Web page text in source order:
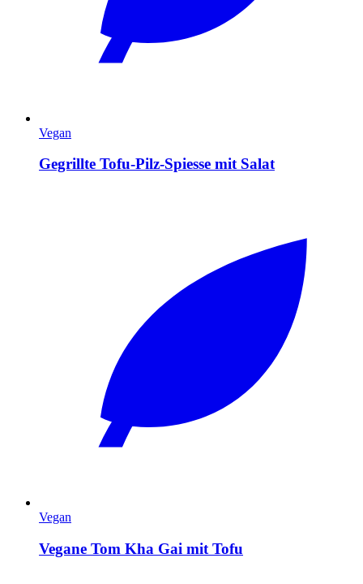
Vegan
Gegrillte Tofu-Pilz-Spiesse mit Salat
Vegan
Vegane Tom Kha Gai mit Tofu